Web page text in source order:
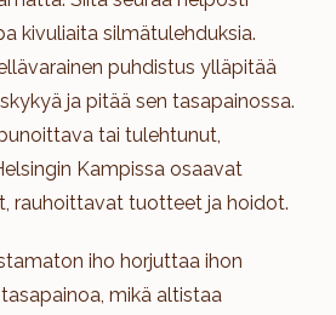
kivuliaita silmätulehduksia.
puhdistus ylläpitää
ja pitää sen tasapainossa.
tai tulehtunut,
Kampissa osaavat
rauhoittavat tuotteet ja hoidot.
iho horjuttaa ihon
mikä altistaa